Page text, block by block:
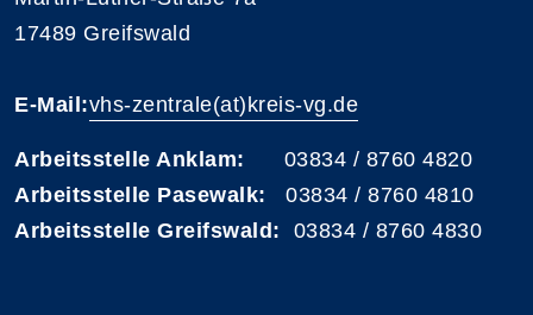
17489 Greifswald
E-Mail:vhs-zentrale(at)kreis-vg.de
Arbeitsstelle Anklam: 03834 / 8760 4820
Arbeitsstelle Pasewalk: 03834 / 8760 4810
Arbeitsstelle Greifswald: 03834 / 8760 4830